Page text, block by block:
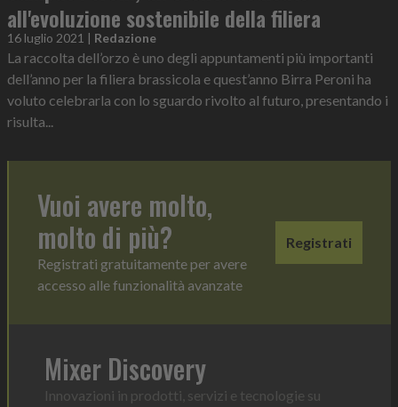
all'evoluzione sostenibile della filiera
16 luglio 2021 | Redazione
La raccolta dell’orzo è uno degli appuntamenti più importanti
dell’anno per la filiera brassicola e quest’anno Birra Peroni ha
voluto celebrarla con lo sguardo rivolto al futuro, presentando i
risulta...
Vuoi avere molto,
molto di più?
Registrati gratuitamente per avere
accesso alle funzionalità avanzate
Registrati
Mixer Discovery
Innovazioni in prodotti, servizi e tecnologie su